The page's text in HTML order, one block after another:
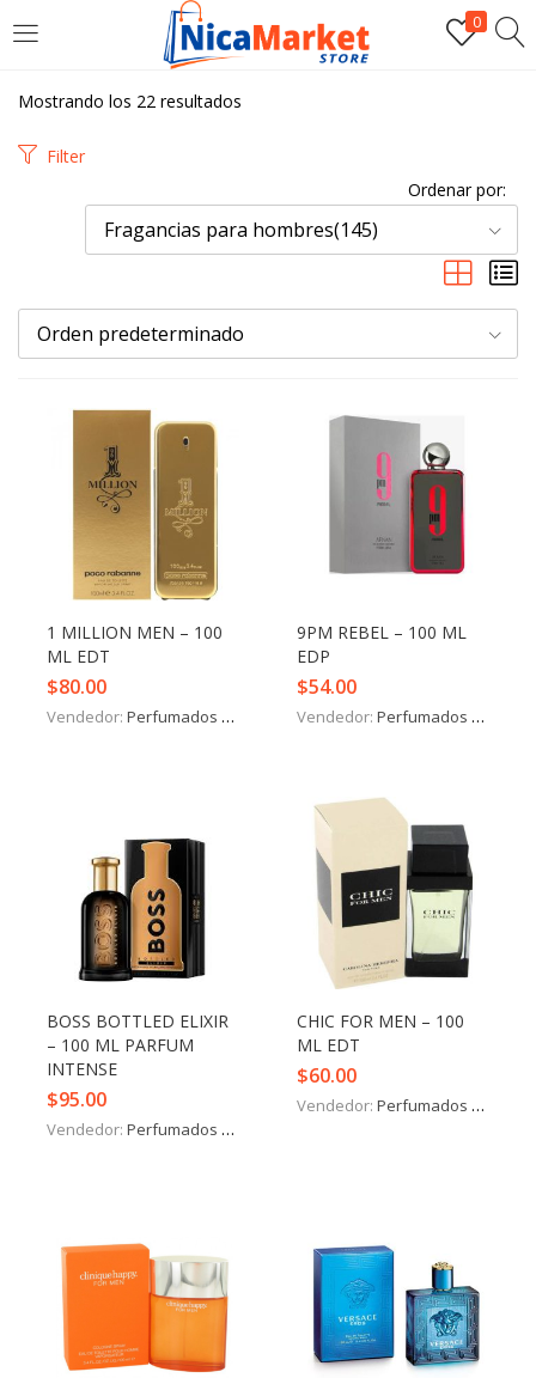
0
INICIAR SESIÓN
Introduzca su nombre de usuario y contraseña para iniciar
Por favor, introduce una respuesta en dígitos:
18 − 3 =
Recordarme
Iniciar Sesión
Mostrando los 22 resultados
Filter
Ordenar por:
Fragancias para hombres(145)
Orden predeterminado
1 MILLION MEN – 100
ML EDT
$80.00
Vendedor: Perfumados y más
9PM REBEL – 100 ML
EDP
$54.00
Vendedor: Perfumados y más
BOSS BOTTLED ELIXIR
– 100 ML PARFUM
INTENSE
$95.00
Vendedor: Perfumados y más
CHIC FOR MEN – 100
ML EDT
$60.00
Vendedor: Perfumados y más